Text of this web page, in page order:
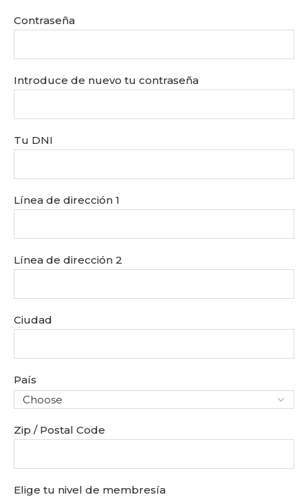
Contraseña
Introduce de nuevo tu contraseña
Tu DNI
Línea de dirección 1
Línea de dirección 2
Ciudad
País
Zip / Postal Code
Elige tu nivel de membresía